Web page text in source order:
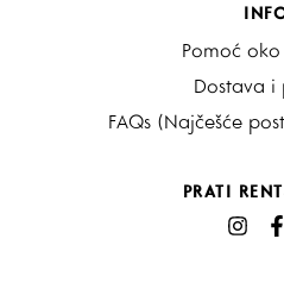
Pomoć
Dostava i
FAQs (Najčešće
PRATI